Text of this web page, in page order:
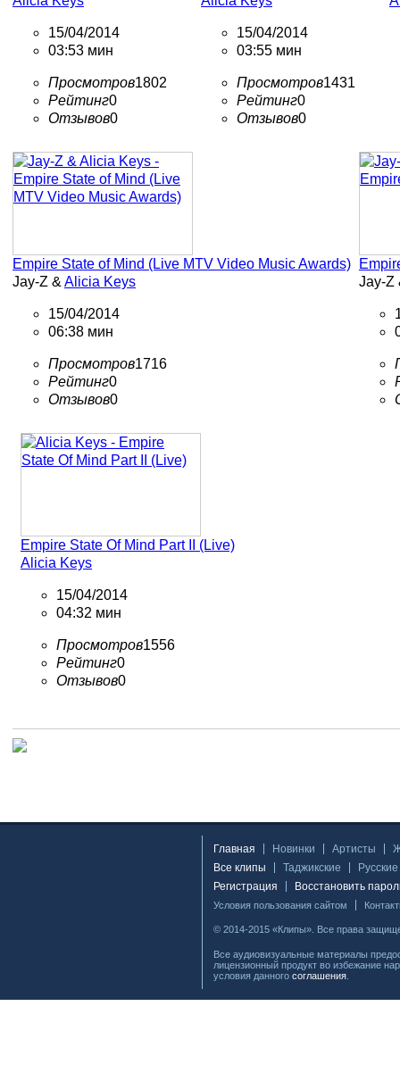
15/04/2014
03:53 мин
Просмотров1802
Рейтинг0
Отзывов0
15/04/2014
03:55 мин
Просмотров1431
Рейтинг0
Отзывов0
Empire State of Mind (Live MTV Video Music Awards)
Jay-Z & Alicia Keys
15/04/2014
06:38 мин
Просмотров1716
Рейтинг0
Отзывов0
Jay-Z
Empire State Of Mind Part II (Live)
Alicia Keys
15/04/2014
04:32 мин
Просмотров1556
Рейтинг0
Отзывов0
Главная Новинки Артисты
Все клипы
Таджикские
Русские
Регистрация
Восстановить
Условия пользования сайтом
© 2014-2015 «Клипы». Все права
Все аудиовизуальные материалы
лицензионный продукт во избежание
условия данного соглашения